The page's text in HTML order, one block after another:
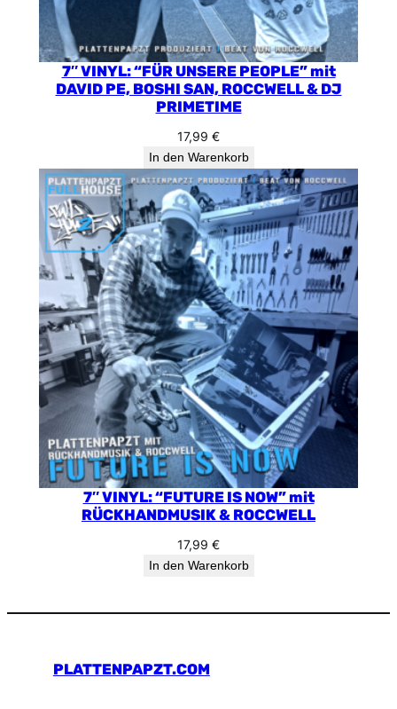
7″ VINYL: “FÜR UNSERE PEOPLE” mit
DAVID PE, BOSHI SAN, ROCCWELL & DJ
PRIMETIME
17,99 €
In den Warenkorb
7″ VINYL: “FUTURE IS NOW” mit
RÜCKHANDMUSIK & ROCCWELL
17,99 €
In den Warenkorb
PLATTENPAPZT.COM